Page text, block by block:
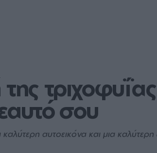
σου
αυτοεικόνα και μια καλύτερη